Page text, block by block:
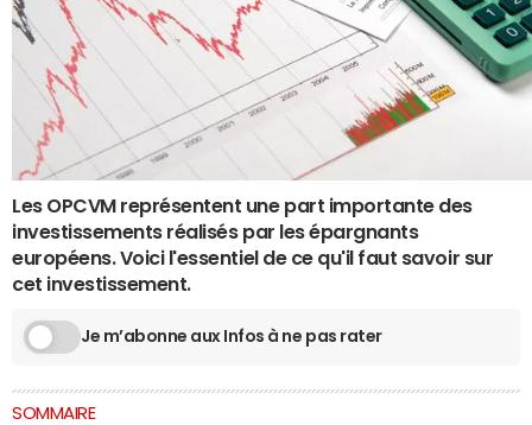
Les OPCVM représentent une part importante des
investissements réalisés par les épargnants
européens. Voici l'essentiel de ce qu'il faut savoir sur
cet investissement.
Je m’abonne aux Infos à ne pas rater
SOMMAIRE